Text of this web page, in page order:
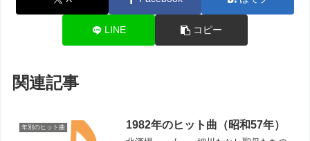
LINE コピー
関連記事
年別のヒット曲 1982年のヒット曲（昭和57年）